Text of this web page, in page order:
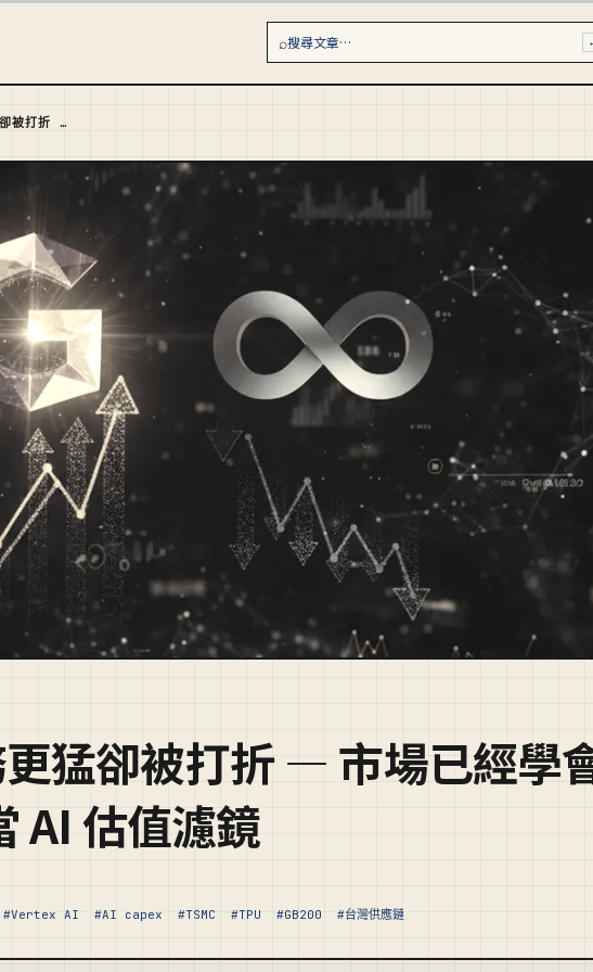
⌕搜尋文章…
Meta core 業務更猛卻被打折 — 市場已經學會用 Anthropic 當 AI 估值濾鏡
猛卻被打折 — 市場已經學
AI 估值濾鏡
#Vertex AI #AI capex #TSMC #TPU #GB200 #台灣供應鏈